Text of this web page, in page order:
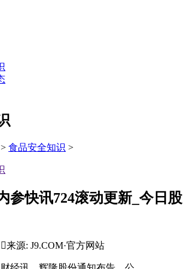
> 食品安全知识 >
参快讯724滚动更新_今日股
来源: J9.COM·官方网站